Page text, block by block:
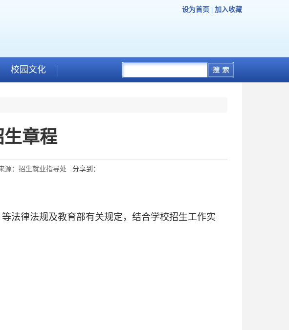
设为首页 加入收藏
校园文化
生章程
源：招生就业指导处 分享到：
法律法规及教育部有关规定，结合学校招生工作实